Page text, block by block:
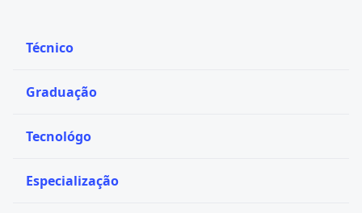
Técnico
Graduação
Tecnológo
Especialização